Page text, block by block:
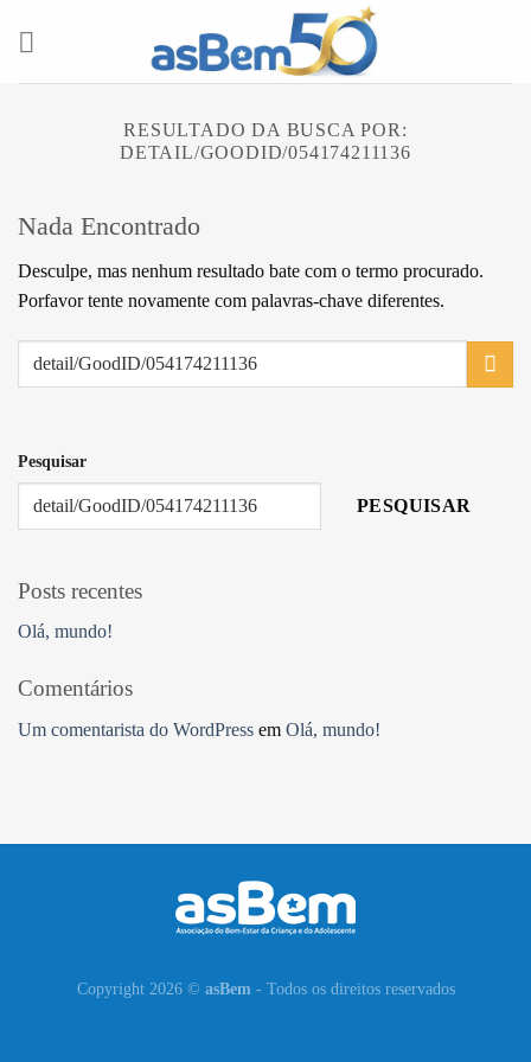
RESULTADO DA BUSCA POR:
DETAIL/GOODID/054174211136
Nada Encontrado
Desculpe, mas nenhum resultado bate com o termo procurado.
Porfavor tente novamente com palavras-chave diferentes.
Pesquisar
PESQUISAR
Posts recentes
Olá, mundo!
Comentários
Um comentarista do WordPress em Olá, mundo!
Copyright 2026 © asBem - Todos os direitos reservados